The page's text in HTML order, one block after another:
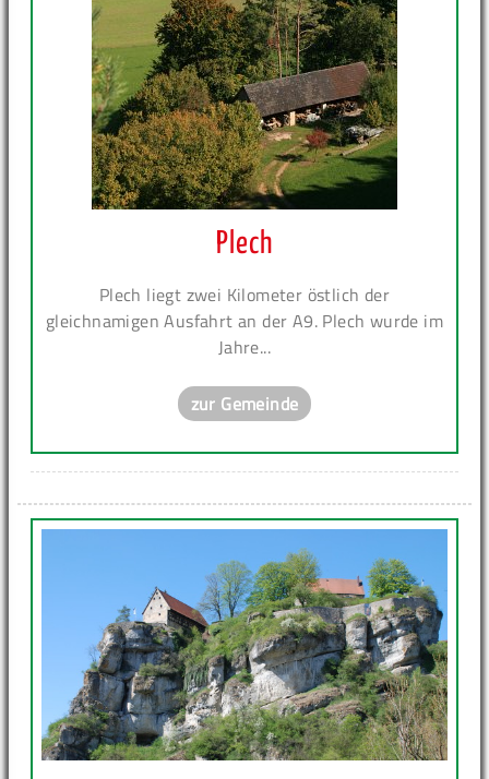
Plech
Plech liegt zwei Kilometer östlich der
gleichnamigen Ausfahrt an der A9. Plech wurde im
Jahre...
zur Gemeinde